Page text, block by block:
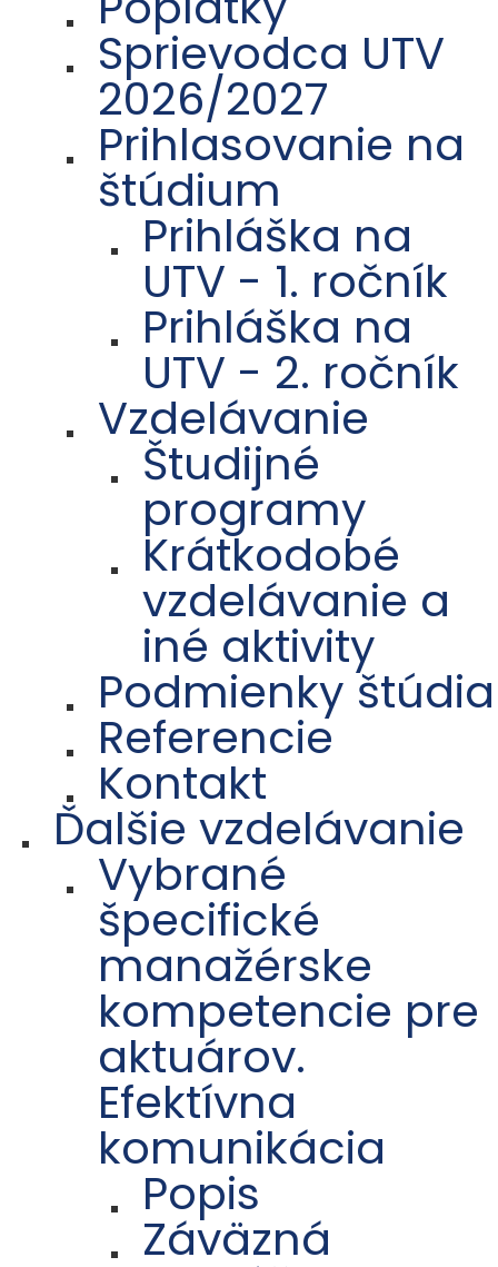
Sprievodca UTV
2026/2027
Prihlasovanie na
štúdium
Prihláška na
UTV - 1. ročník
Prihláška na
UTV - 2. ročník
Vzdelávanie
Študijné
programy
Krátkodobé
vzdelávanie a
iné aktivity
Podmienky štúdia
Referencie
Kontakt
Ďalšie vzdelávanie
Vybrané
špecifické
manažérske
kompetencie pre
aktuárov.
Efektívna
komunikácia
Popis
Záväzná